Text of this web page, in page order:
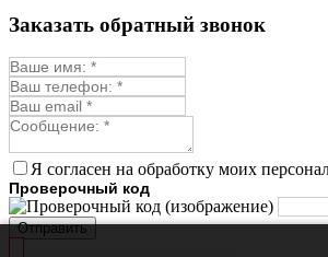
Репешок
Синюха
Смесь лекарственных
Стевия
Тимьян ползучий (чабрец)
Фенхель лекарственный
Цикорий лекарственный
Заказать обратный звонок
Я согласен на обработку моих
Проверочный код
Отправить